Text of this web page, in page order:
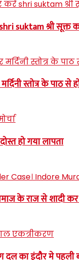
suktam श्री सूक्त
स्तोत्र के पाठ से
हो गया लापता
के राज से
दल का इंदौर मे